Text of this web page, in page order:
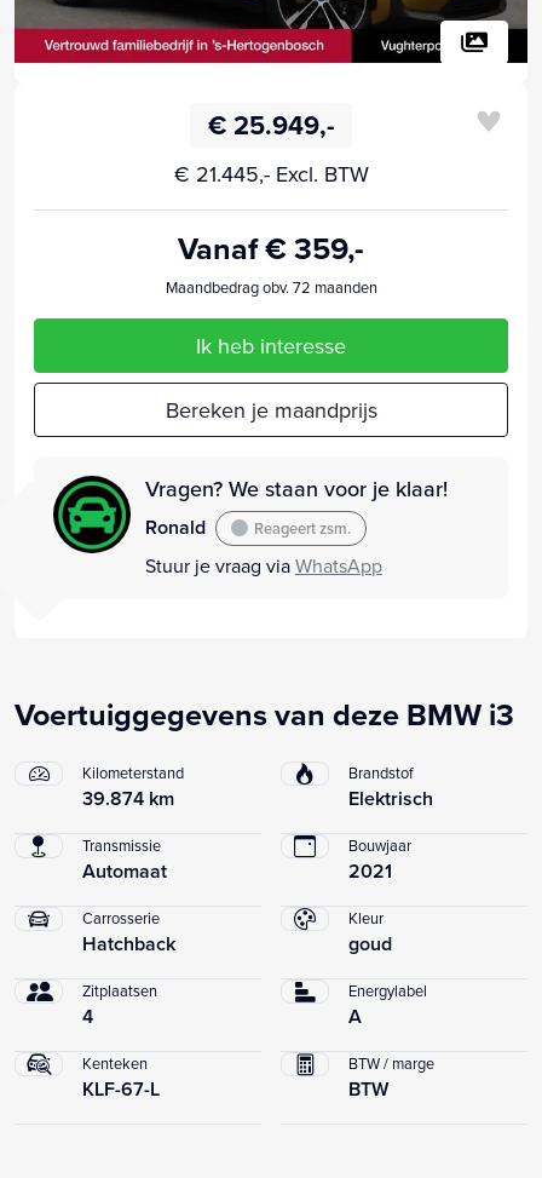
€ 25.949,-
€ 21.445,- Excl. BTW
Vanaf € 359,-
Maandbedrag obv. 72 maanden
Ik heb interesse
Bereken je maandprijs
Vragen? We staan voor je klaar!
Ronald Reageert zsm.
Stuur je vraag viaWhatsApp
Voertuiggegevens van deze BMW i3
Kilometerstand
39.874 km
Brandstof
Elektrisch
Transmissie
Automaat
Bouwjaar
2021
Carrosserie
Hatchback
Kleur
goud
Zitplaatsen
4
Energylabel
A
Kenteken
KLF-67-L
BTW / marge
BTW